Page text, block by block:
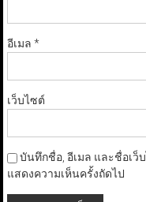
อีเมล *
เว็บไซต์
บันทึกชื่อ, อีเมล และชื่อเว็
แสดงความเห็นครั้งถัดไป